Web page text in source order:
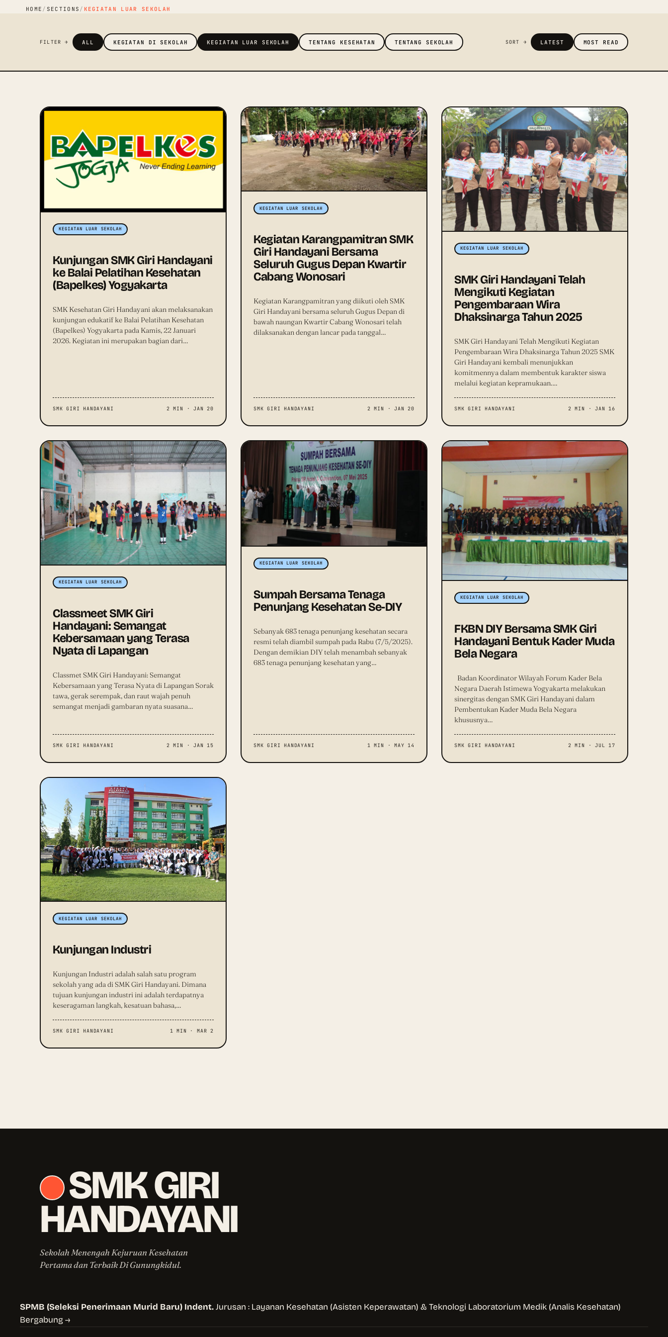
HOME / SECTIONS / KEGIATAN LUAR SEKOLAH
FILTER → ALL KEGIATAN DI SEKOLAH KEGIATAN LUAR SEKOLAH TENTANG KESEHATAN TENTANG SEKOLAH SORT → LATEST MOST READ
KEGIATAN LUAR SEKOLAH
Kunjungan SMK Giri Handayani
ke Balai Pelatihan Kesehatan
(Bapelkes) Yogyakarta
SMK Kesehatan Giri Handayani akan melaksanakan
kunjungan edukatif ke Balai Pelatihan Kesehatan
(Bapelkes) Yogyakarta pada Kamis, 22 Januari
2026. Kegiatan ini merupakan bagian dari…
SMK GIRI HANDAYANI 2 MIN · JAN 20
KEGIATAN LUAR SEKOLAH
Kegiatan Karangpamitran SMK
Giri Handayani Bersama
Seluruh Gugus Depan Kwartir
Cabang Wonosari
Kegiatan Karangpamitran yang diikuti oleh SMK
Giri Handayani bersama seluruh Gugus Depan di
bawah naungan Kwartir Cabang Wonosari telah
dilaksanakan dengan lancar pada tanggal…
SMK GIRI HANDAYANI 2 MIN · JAN 20
KEGIATAN LUAR SEKOLAH
SMK Giri Handayani Telah
Mengikuti Kegiatan
Pengembaraan Wira
Dhaksinarga Tahun 2025
SMK Giri Handayani Telah Mengikuti Kegiatan
Pengembaraan Wira Dhaksinarga Tahun 2025 SMK
Giri Handayani kembali menunjukkan
komitmennya dalam membentuk karakter siswa
melalui kegiatan kepramukaan.…
SMK GIRI HANDAYANI 2 MIN · JAN 16
KEGIATAN LUAR SEKOLAH
Classmeet SMK Giri
Handayani: Semangat
Kebersamaan yang Terasa
Nyata di Lapangan
Classmet SMK Giri Handayani: Semangat
Kebersamaan yang Terasa Nyata di Lapangan Sorak
tawa, gerak serempak, dan raut wajah penuh
semangat menjadi gambaran nyata suasana…
SMK GIRI HANDAYANI 2 MIN · JAN 15
KEGIATAN LUAR SEKOLAH
Sumpah Bersama Tenaga
Penunjang Kesehatan Se-DIY
Sebanyak 683 tenaga penunjang kesehatan secara
resmi telah diambil sumpah pada Rabu (7/5/2025).
Dengan demikian DIY telah menambah sebanyak
683 tenaga penunjang kesehatan yang…
SMK GIRI HANDAYANI 1 MIN · MAY 14
KEGIATAN LUAR SEKOLAH
FKBN DIY Bersama SMK Giri
Handayani Bentuk Kader Muda
Bela Negara
Badan Koordinator Wilayah Forum Kader Bela
Negara Daerah Istimewa Yogyakarta melakukan
sinergitas dengan SMK Giri Handayani dalam
Pembentukan Kader Muda Bela Negara
khususnya…
SMK GIRI HANDAYANI 2 MIN · JUL 17
KEGIATAN LUAR SEKOLAH
Kunjungan Industri
Kunjungan Industri adalah salah satu program
sekolah yang ada di SMK Giri Handayani. Dimana
tujuan kunjungan industri ini adalah terdapatnya
keseragaman langkah, kesatuan bahasa,…
SMK GIRI HANDAYANI 1 MIN · MAR 2
SMK GIRI
HANDAYANI
Sekolah Menengah Kejuruan Kesehatan
Pertama dan Terbaik Di Gunungkidul.
SPMB (Seleksi Penerimaan Murid Baru) Indent.Jurusan : Layanan Kesehatan (Asisten Keperawatan) & Teknologi Laboratorium Medik (Analis Kesehatan)
Bergabung →